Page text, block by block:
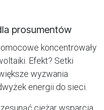
prosumentów
koncentrowały
Efekt? Setki
wyzwania
energii do sieci.
ciężar wsparcia